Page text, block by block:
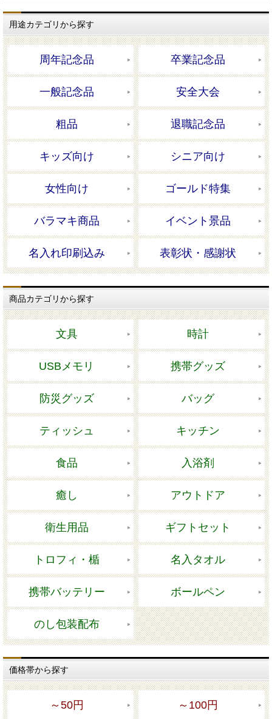
用途カテゴリから探す
周年記念品 卒業記念品
一般記念品 安全大会
粗品 退職記念品
キッズ向け シニア向け
女性向け ゴールド特集
バラマキ商品 イベント景品
名入れ印刷込み 表彰状・感謝状
商品カテゴリから探す
文具 時計
USBメモリ 携帯グッズ
防災グッズ バッグ
ティッシュ キッチン
食品 入浴剤
癒し アウトドア
衛生用品 ギフトセット
トロフィ・楯 名入タオル
携帯バッテリー ボールペン
のし包装配布
価格帯から探す
～50円 ～100円